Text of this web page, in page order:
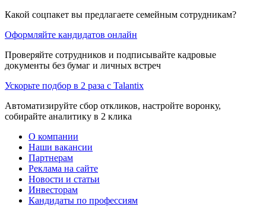
Какой соцпакет вы предлагаете семейным сотрудникам?
Оформляйте кандидатов онлайн
Проверяйте сотрудников и подписывайте кадровые
документы без бумаг и личных встреч
Ускорьте подбор в 2 раза с Talantix
Автоматизируйте сбор откликов, настройте воронку,
собирайте аналитику в 2 клика
О компании
Наши вакансии
Партнерам
Реклама на сайте
Новости и статьи
Инвесторам
Кандидаты по профессиям